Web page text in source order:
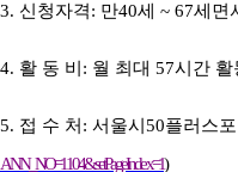
3. 신청자격: 만40세 ~ 67세면
4. 활 동 비 : 월 최대 57시간 활
5. 접 수 처 : 서울시 50플러스
ANN_NO=1104&setPageIndex=1)